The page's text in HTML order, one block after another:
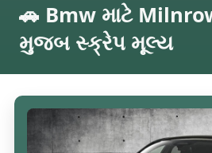
🚗 Bmw માટે
મુજબ સ્ક્રેપ મૂલ્ય